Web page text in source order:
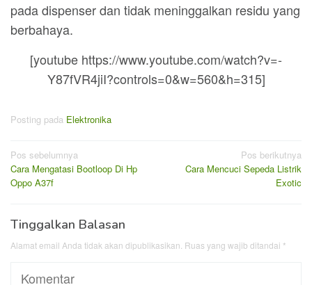
pada dispenser dan tidak meninggalkan residu yang
berbahaya.
[youtube https://www.youtube.com/watch?v=-
Y87fVR4jiI?controls=0&w=560&h=315]
Posting pada Elektronika
Navigasi
pos
Pos sebelumnya
Cara Mengatasi Bootloop Di Hp
Oppo A37f
Pos berikutnya
Cara Mencuci Sepeda Listrik
Exotic
Tinggalkan Balasan
Alamat email Anda tidak akan dipublikasikan. Ruas yang wajib ditandai *